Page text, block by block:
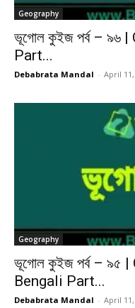
Geography
ভূগোল কুইজ পর্ব – ৯৬
Part...
Debabrata Mandal - April 11,
Geography
ভূগোল কুইজ পর্ব – ৯৫
Bengali Part...
Debabrata Mandal - April 11,